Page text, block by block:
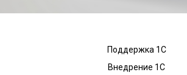
Поддержка 1С
Внедрение 1С